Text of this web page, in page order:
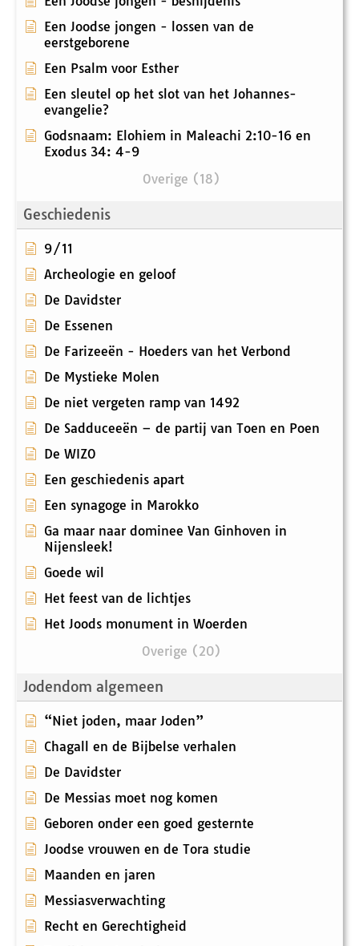
Een Joodse jongen - lossen van de
eerstgeborene
Een Psalm voor Esther
Een sleutel op het slot van het Johannes-
evangelie?
Godsnaam: Elohiem in Maleachi 2:10-16 en
Exodus 34: 4-9
Overige (18)
Geschiedenis
9/11
Archeologie en geloof
De Davidster
De Essenen
De Farizeeën - Hoeders van het Verbond
De Mystieke Molen
De niet vergeten ramp van 1492
De Sadduceeën – de partij van Toen en Poen
De WIZO
Een geschiedenis apart
Een synagoge in Marokko
Ga maar naar dominee Van Ginhoven in
Nijensleek!
Goede wil
Het feest van de lichtjes
Het Joods monument in Woerden
Overige (20)
Jodendom algemeen
“Niet joden, maar Joden”
Chagall en de Bijbelse verhalen
De Davidster
De Messias moet nog komen
Geboren onder een goed gesternte
Joodse vrouwen en de Tora studie
Maanden en jaren
Messiasverwachting
Recht en Gerechtigheid